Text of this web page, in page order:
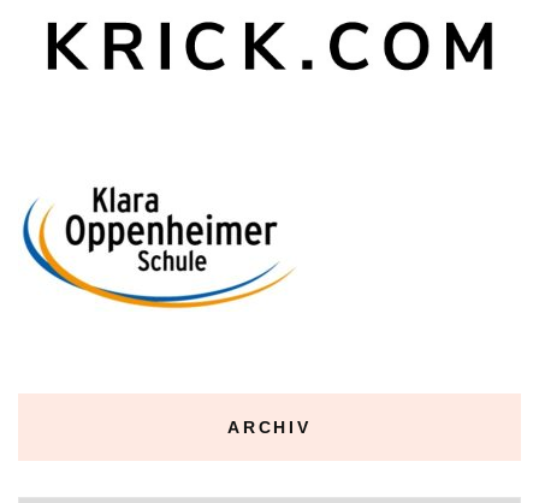
ARCHIV